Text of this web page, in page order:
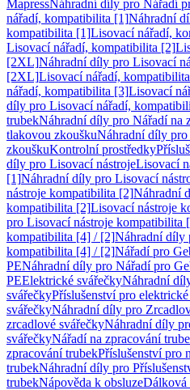
MapressNáhradní díly pro Nářadí
nářadí, kompatibilita [1]Náhradní
kompatibilita [1]Lisovací nářadí,
Lisovací nářadí, kompatibilita [2]
[2XL]Náhradní díly pro Lisovací
[2XL]Lisovací nářadí,
nářadí, kompatibilita [3]Lisovací
díly pro Lisovací nářadí,
trubekNáhradní díly pro Nářadí na
tlakovou zkouškuNáhradní díly
zkouškuKontrolní prostředky
díly pro Lisovací nástrojeLisovací
[1]Náhradní díly pro Lisovací
nástroje kompatibilita [2]Náhradní
kompatibilita [2]Lisovací nástroje
pro Lisovací nástroje kompatibilita
kompatibilita [4] / [2]Náhradní díly
kompatibilita [4] / [2]Nářadí pro
PENáhradní díly pro Nářadí pro
PEElektrické svářečkyNáhradní
svářečkyPříslušenství pro
svářečkyNáhradní díly pro
zrcadlové svářečkyNáhradní díly
svářečkyNářadí na zpracování
zpracování trubekPříslušenství pro
trubekNáhradní díly pro
trubekNápověda k obsluzeDálková